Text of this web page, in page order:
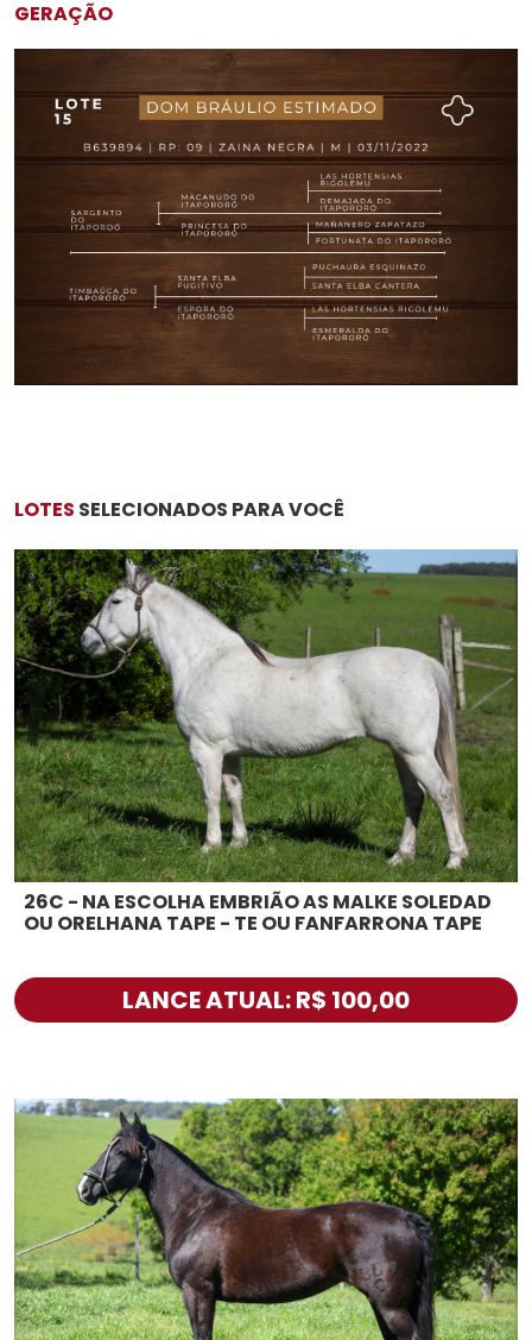
GERAÇÃO
LOTES SELECIONADOS PARA VOCÊ
26C - NA ESCOLHA EMBRIÃO AS MALKE SOLEDAD
OU ORELHANA TAPE - TE OU FANFARRONA TAPE
LANCE ATUAL: R$ 100,00